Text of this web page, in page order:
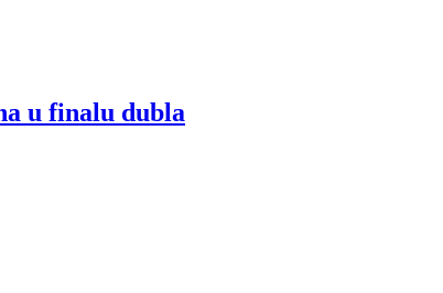
u finalu dubla